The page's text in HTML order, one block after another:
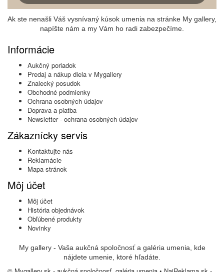
Ak ste nenašli Váš vysnívaný kúsok umenia na stránke My gallery,
napíšte nám a my Vám ho radi zabezpečíme.
Informácie
Aukčný poriadok
Predaj a nákup diela v Mygallery
Znalecký posudok
Obchodné podmienky
Ochrana osobných údajov
Doprava a platba
Newsletter - ochrana osobných údajov
Zákaznícky servis
Kontaktujte nás
Reklamácie
Mapa stránok
Môj účet
Môj účet
História objednávok
Obľúbené produkty
Novinky
My gallery - Vaša aukčná spoločnosť a galéria umenia, kde
nájdete umenie, ktoré hľadáte.